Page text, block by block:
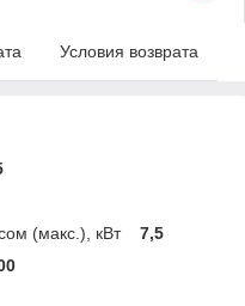
Условия возврата
(макс.), кВт 7,5